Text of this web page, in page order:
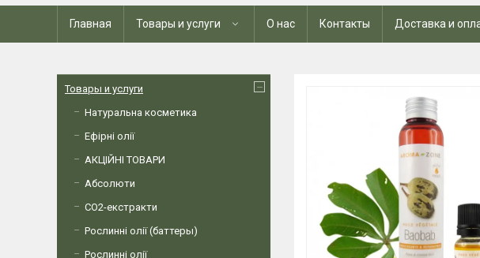
Главная Товары и услуги О нас Контакты Доставка и
Товары и услуги
Натуральна косметика
Ефірні олії
АКЦІЙНІ ТОВАРИ
Абсолюти
СО2-екстракти
Рослинні олії (баттеры)
Рослинні олії